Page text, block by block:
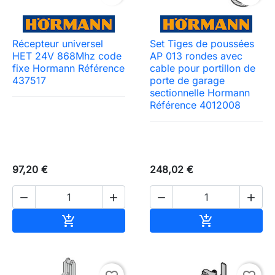
Récepteur universel
HET 24V 868Mhz code
fixe Hormann Référence
437517
97,20 €
 

Set Tiges de poussées
AP 013 rondes avec
cable pour portillon de
porte de garage
sectionnelle Hormann
Référence 4012008
248,02 €
 
